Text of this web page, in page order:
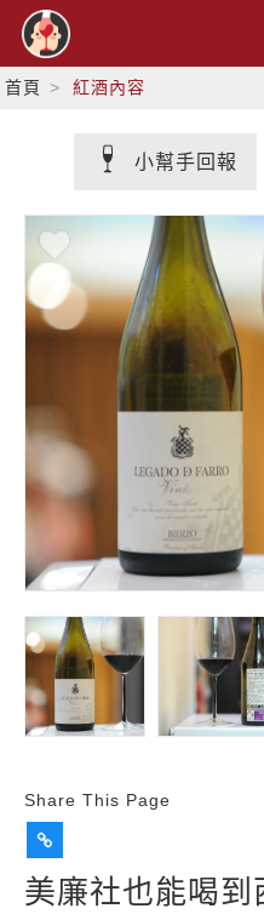
首頁 紅酒內容
小幫手回報
Share This Page
美廉社也能喝